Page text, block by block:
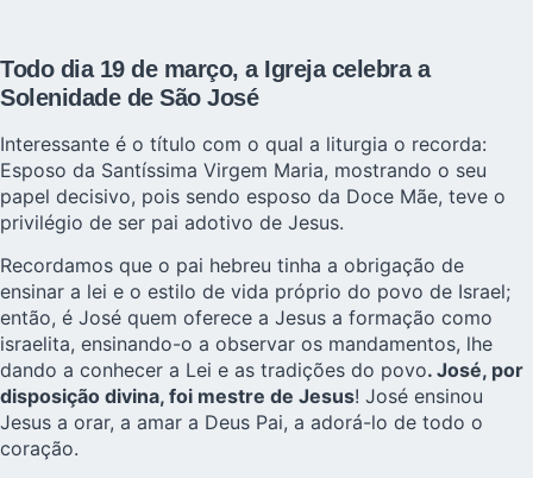
Todo dia 19 de março, a Igreja celebra a
Solenidade de São José
Interessante é o título com o qual a liturgia o recorda:
Esposo da Santíssima Virgem Maria, mostrando o seu
papel decisivo, pois sendo esposo da Doce Mãe, teve o
privilégio de ser pai adotivo de Jesus.
Recordamos que o pai hebreu tinha a obrigação de
ensinar a lei e o estilo de vida próprio do povo de Israel;
então, é José quem oferece a Jesus a formação como
israelita, ensinando-o a observar os mandamentos, lhe
dando a conhecer a Lei e as tradições do povo. José, por
disposição divina, foi mestre de Jesus! José ensinou
Jesus a orar, a amar a Deus Pai, a adorá-lo de todo o
coração.